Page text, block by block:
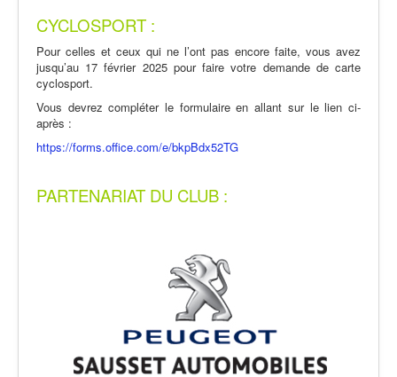
CYCLOSPORT :
Pour celles et ceux qui ne l’ont pas encore faite, vous avez
jusqu’au 17 février 2025 pour faire votre demande de carte
cyclosport.
Vous devrez compléter le formulaire en allant sur le lien ci-
après :
https://forms.office.com/e/bkpBdx52TG
PARTENARIAT DU CLUB :